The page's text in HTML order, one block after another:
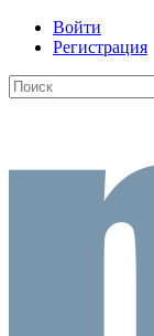
Войти
Регистрация